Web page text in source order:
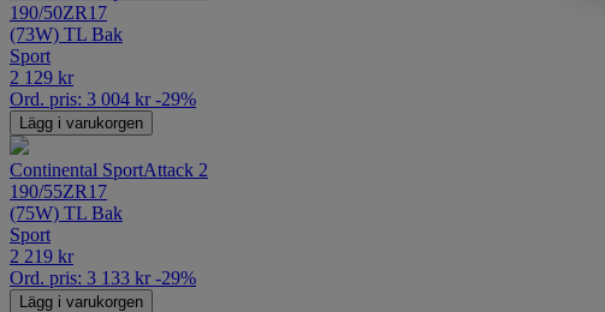
190/50ZR17
(73W) TL Bak
Sport
2 129 kr
Ord. pris: 3 004 kr -29%
Lägg i varukorgen
Continental SportAttack 2
190/55ZR17
(75W) TL Bak
Sport
2 219 kr
Ord. pris: 3 133 kr -29%
Lägg i varukorgen